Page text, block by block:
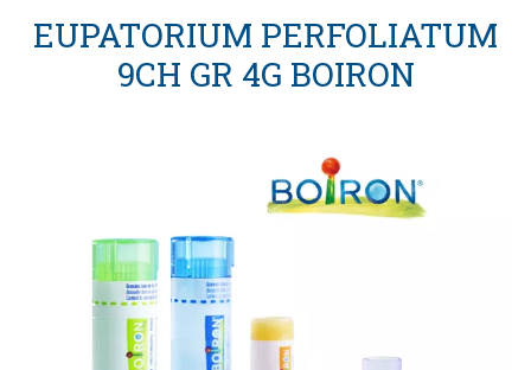
EUPATORIUM PERFOLIATUM
9CH GR 4G BOIRON